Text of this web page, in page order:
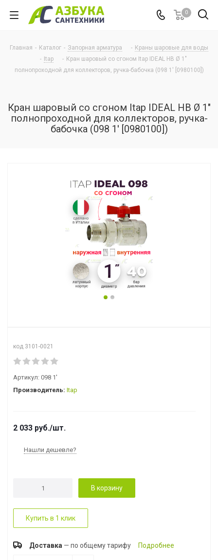
0
Главная - Каталог - Запорная арматура - Краны шаровые для воды
- Itap - Кран шаровый со сгоном Itap IDEAL НВ Ø 1"
полнопроходной для коллекторов, ручка-бабочка (098 1' [0980100])
Кран шаровый со сгоном Itap IDEAL НВ Ø 1"
полнопроходной для коллекторов, ручка-
бабочка (098 1' [0980100])
код 3101-0021
Артикул: 098 1'
Производитель: Itap
2 033 руб./шт.
Нашли дешевле?
В корзину
Купить в 1 клик
Доставка — по общему тарифу Подробнее